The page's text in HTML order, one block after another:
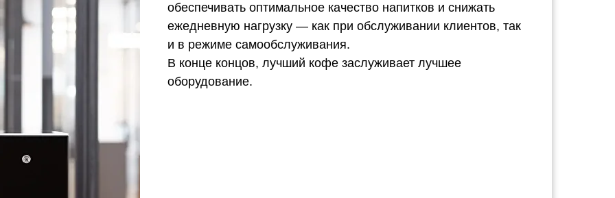
обеспечивать оптимальное качество напитков и снижать
ежедневную нагрузку — как при обслуживании клиентов, так
и в режиме самообслуживания.
В конце концов, лучший кофе заслуживает лучшее
оборудование.